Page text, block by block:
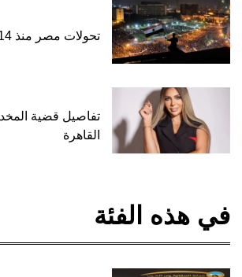
تحولات مصر منذ 2014 وحتى اليوم
تفاصيل قضية
القاهرة
في هذه الفئة